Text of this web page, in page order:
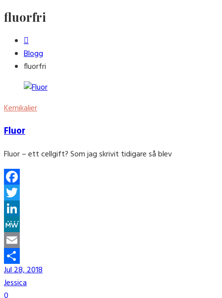
fluorfri
Blogg
fluorfri
Kemikalier
Fluor
Fluor – ett cellgift? Som jag skrivit tidigare så blev
Facebook
Twitter
LinkedIn
MeWe
Email
Share
Jul 28, 2018
Jessica